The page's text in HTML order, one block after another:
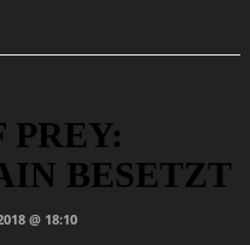
PREY:
BESETZT
@ 18:10